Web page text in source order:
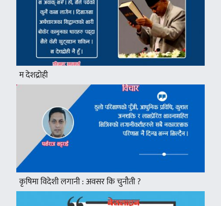
म देशद्रोही
कृषिमा विदेशी लगानी : अवसर कि चुनौती ?